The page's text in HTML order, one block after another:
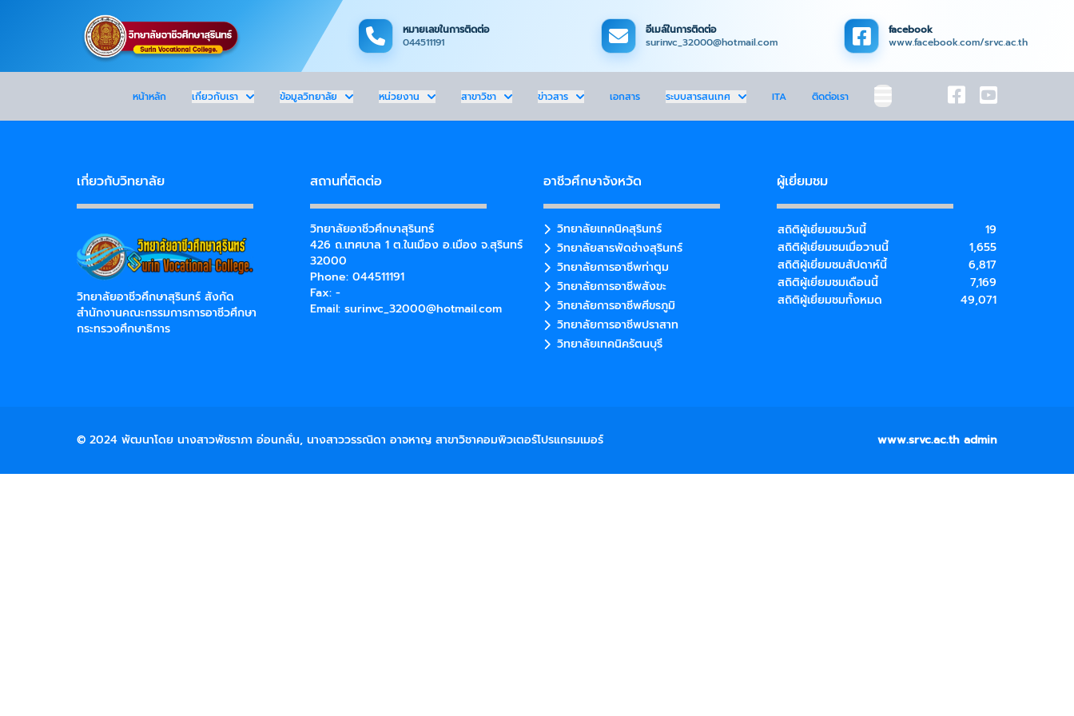
หมายเลขในการติดต่อ
044511191
อีเมล์ในการติดต่อ
surinvc_32000@hotmail.com
facebook
www.facebook.com/srvc.ac.th
หน้าหลัก เกี่ยวกับเรา ข้อมูลวิทยาลัย หน่วยงาน สาขาวิชา ข่าวสาร เอกสาร ระบบสารสนเทศ ITA ติดต่อเรา
เกี่ยวกับวิทยาลัย
วิทยาลัยอาชีวศึกษาสุรินทร์ สังกัด
สำนักงานคณะกรรมการการอาชีวศึกษา
กระทรวงศึกษาธิการ
สถานที่ติดต่อ
วิทยาลัยอาชีวศึกษาสุรินทร์
426 ถ.เทศบาล 1 ต.ในเมือง อ.เมือง จ.สุรินทร์
32000
Phone: 044511191
Fax: -
Email: surinvc_32000@hotmail.com
อาชีวศึกษาจังหวัด
วิทยาลัยเทคนิคสุรินทร์
วิทยาลัยสารพัดช่างสุรินทร์
วิทยาลัยการอาชีพท่าตูม
วิทยาลัยการอาชีพสังขะ
วิทยาลัยการอาชีพศีขรภูมิ
วิทยาลัยการอาชีพปราสาท
วิทยาลัยเทคนิครัตนบุรี
ผู้เยี่ยมชม
สถิติผู้เยี่ยมชมวันนี้
19
สถิติผู้เยี่ยมชมเมื่อวานนี้
1,655
สถิติผู้เยี่ยมชมสัปดาห์นี้
6,817
สถิติผู้เยี่ยมชมเดือนนี้
7,169
สถิติผู้เยี่ยมชมทั้งหมด
49,071
© 2024 พัฒนาโดย นางสาวพัชราภา อ่อนกลั่น, นางสาววรรณิดา อาจหาญ สาขาวิชาคอมพิวเตอร์โปรแกรมเมอร์ www.srvc.ac.th admin